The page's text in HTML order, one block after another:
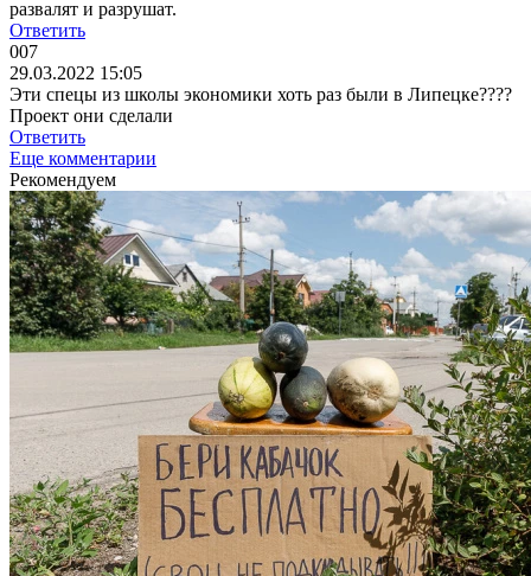
развалят и разрушат.
Ответить
007
29.03.2022 15:05
Эти спецы из школы экономики хоть раз были в Липецке????
Проект они сделали
Ответить
Еще комментарии
Рекомендуем